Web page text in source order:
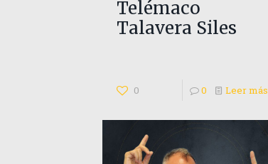
Telémaco
Talavera Siles
0 0 Leer más